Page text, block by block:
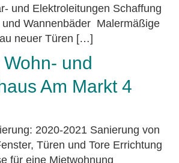
und Elektroleitungen Schaffung
Wannenbäder Malermäßige
neuer Türen […]
und
Am Markt 4
2020-2021 Sanierung von
Türen und Tore Errichtung
für eine Mietwohnung